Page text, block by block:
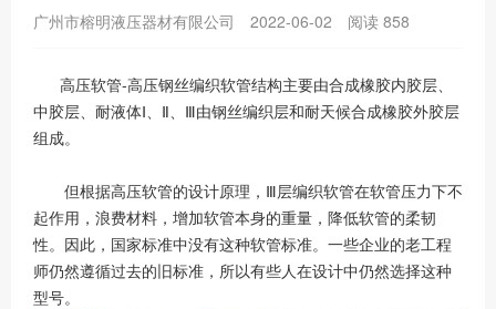
广州市榕明液压器材有限公司 2022-06-02 阅读 858
高压软管-高压钢丝编织软管结构主要由合成橡胶内胶层、
中胶层、耐液体Ⅰ、Ⅱ、Ⅲ由钢丝编织层和耐天候合成橡胶外胶层
组成。
但根据高压软管的设计原理，Ⅲ层编织软管在软管压力下不
起作用，浪费材料，增加软管本身的重量，降低软管的柔韧
性。因此，国家标准中没有这种软管标准。一些企业的老工程
师仍然遵循过去的旧标准，所以有些人在设计中仍然选择这种
型号。